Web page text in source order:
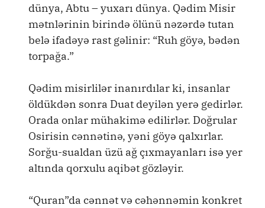
dünya, Abtu – yuxarı dünya. Qədim Misir
mətnlərinin birində ölünü nəzərdə tutan
belə ifadəyə rast gəlinir: “Ruh göyə, bədən
torpağa.”
Qədim misirlilər inanırdılar ki, insanlar
öldükdən sonra Duat deyilən yerə gedirlər.
Orada onlar mühakimə edilirlər. Doğrular
Osirisin cənnətinə, yəni göyə qalxırlar.
Sorğu-sualdan üzü ağ çıxmayanları isə yer
altında qorxulu aqibət gözləyir.
“Quran”da cənnət və cəhənnəmin konkret